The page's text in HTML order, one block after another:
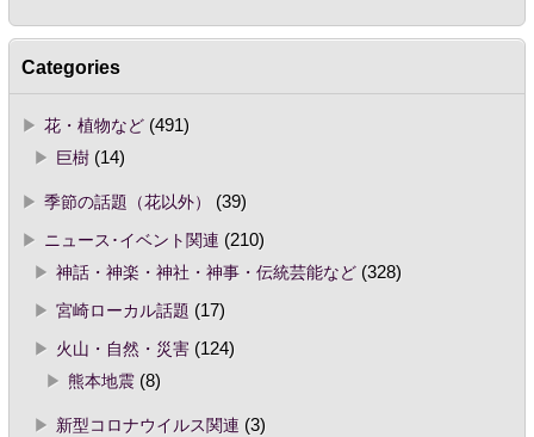
Categories
花・植物など(491)
巨樹(14)
季節の話題（花以外）
(39)
ニュース･イベント関連 (210)
神話・神楽・神社・神事・伝統芸能など(328)
宮崎ローカル話題 (17)
火山・自然・災害(124)
熊本地震(8)
新型コロナウイルス関連 (3)